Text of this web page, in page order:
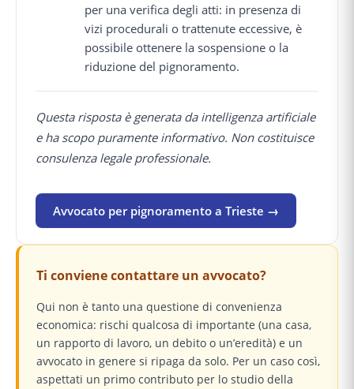
per una verifica degli atti: in presenza di
vizi procedurali o trattenute eccessive, è
possibile ottenere la sospensione o la
riduzione del pignoramento.
Questa risposta è generata da intelligenza artificiale
e ha scopo puramente informativo. Non costituisce
consulenza legale professionale.
Avvocato per pignoramento a Trieste →
Ti conviene contattare un avvocato?
Qui non è tanto una questione di convenienza
economica: rischi qualcosa di importante (una casa,
un rapporto di lavoro, un debito o un’eredità) e un
avvocato in genere si ripaga da solo. Per un caso così,
aspettati un primo contributo per lo studio della